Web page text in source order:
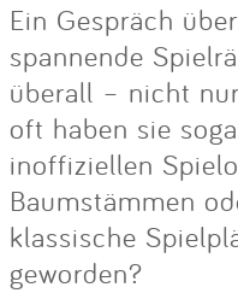
Ein Gespräch
spannende
überall – nicht
oft haben sie
inoffiziellen
Baumstämmen
klassische
geworden?